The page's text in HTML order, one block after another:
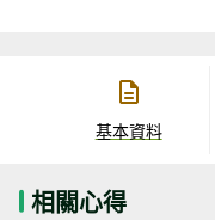
基本資料
相關心得